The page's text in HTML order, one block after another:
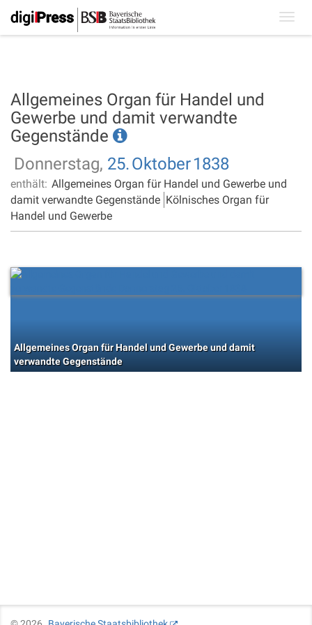
Allgemeines Organ für Handel und
Gewerbe und damit verwandte
Gegenstände
Donnerstag, 25.Oktober1838
enthält: Allgemeines Organ für Handel und Gewerbe und
damit verwandte Gegenstände Kölnisches Organ für
Handel und Gewerbe
Allgemeines Organ für Handel und Gewerbe und damit
verwandte Gegenstände